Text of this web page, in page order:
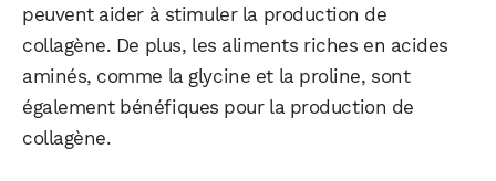
peuvent aider à stimuler la production de
collagène. De plus, les aliments riches en acides
aminés, comme la glycine et la proline, sont
également bénéfiques pour la production de
collagène.